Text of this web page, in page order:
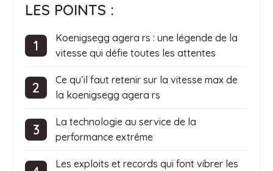
LES POINTS :
Koenigsegg agera rs : une légende de la
vitesse qui défie toutes les attentes
Ce qu’il faut retenir sur la vitesse max de
la koenigsegg agera rs
La technologie au service de la
performance extrême
Les exploits et records qui font vibrer les